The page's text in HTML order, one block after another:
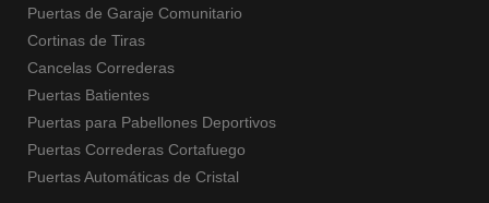
Puertas de Garaje Comunitario
Cortinas de Tiras
Cancelas Correderas
Puertas Batientes
Puertas para Pabellones Deportivos
Puertas Correderas Cortafuego
Puertas Automáticas de Cristal